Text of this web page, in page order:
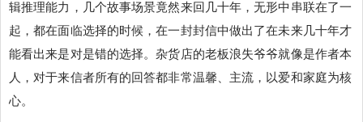
辑推理能力，几个故事场景竟然来回几十年，无形中串联在了一
起，都在面临选择的时候，在一封封信中做出了在未来几十年才
能看出来是对是错的选择。杂货店的老板浪失爷爷就像是作者本
人，对于来信者所有的回答都非常温馨、主流，以爱和家庭为核
心。